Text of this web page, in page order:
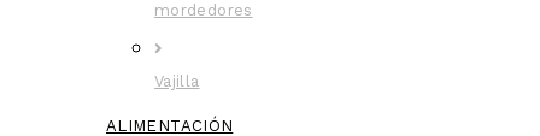
mordedores
Vajilla
ALIMENTACIÓN